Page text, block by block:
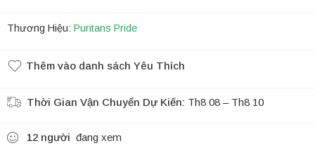
Thương Hiệu: Puritans Pride
Thêm vào danh sách Yêu Thích
Thời Gian Vận Chuyển Dự Kiến: Th8 08 – Th8 10
12 người đang xem